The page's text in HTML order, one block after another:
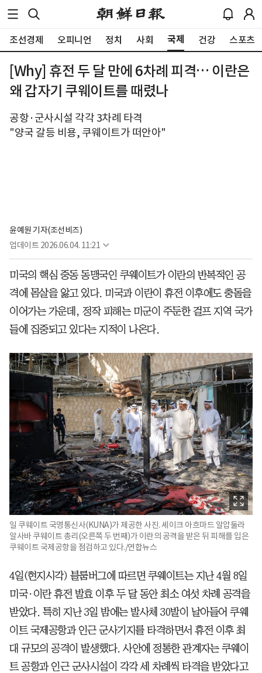
조선경제 오피니언 정치 사회 국제 건강 스포츠
[Why] 휴전 두 달 만에 6차례 피격… 이란은
왜 갑자기 쿠웨이트를 때렸나
공항·군사시설 각각 3차례 타격
"양국 갈등 비용, 쿠웨이트가 떠안아"
윤예원 기자(조선비즈)
업데이트 2026.06.04. 11:21
미국의 핵심 중동 동맹국인 쿠웨이트가 이란의 반복적인 공
격에 몸살을 앓고 있다. 미국과 이란이 휴전 이후에도 충돌을
이어가는 가운데, 정작 피해는 미군이 주둔한 걸프 지역 국가
들에 집중되고 있다는 지적이 나온다.
일 쿠웨이트 국영통신사(KUNA)가 제공한 사진. 셰이크 아흐마드 알압둘라
알사바 쿠웨이트 총리(오른쪽 두 번째)가 이란의 공격을 받은 뒤 피해를 입은
쿠웨이트 국제공항을 점검하고 있다./연합뉴스
4일(현지시각) 블룸버그에 따르면 쿠웨이트는 지난 4월 8일
미국·이란 휴전 발효 이후 두 달 동안 최소 여섯 차례 공격을
받았다. 특히 지난 3일 밤에는 발사체 30발이 날아들어 쿠웨
이트 국제공항과 인근 군사기지를 타격하면서 휴전 이후 최
대 규모의 공격이 발생했다. 사안에 정통한 관계자는 쿠웨이
트 공항과 인근 군사시설이 각각 세 차례씩 타격을 받았다고